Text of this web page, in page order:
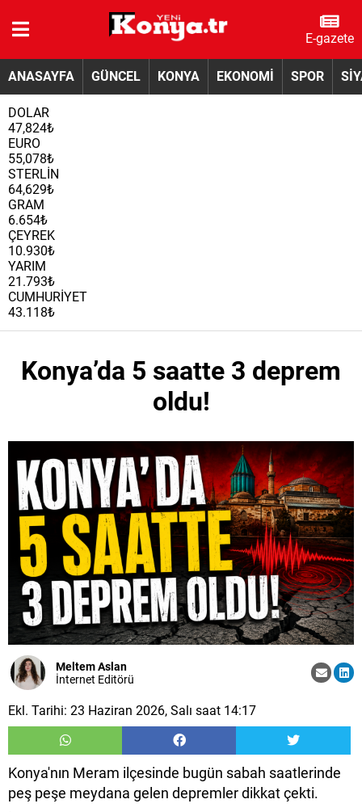
E-gazete
ANASAYFA GÜNCEL KONYA EKONOMİ SPOR
DOLAR
47,824₺
EURO
55,078₺
STERLİN
64,629₺
GRAM
6.654₺
ÇEYREK
10.930₺
YARIM
21.793₺
CUMHURİYET
43.118₺
Konya’da 5 saatte 3 deprem
oldu!
Meltem Aslan
İnternet Editörü
Ekl. Tarihi: 23 Haziran 2026, Salı saat 14:17
Konya'nın Meram ilçesinde bugün sabah saatlerinde
peş peşe meydana gelen depremler dikkat çekti.